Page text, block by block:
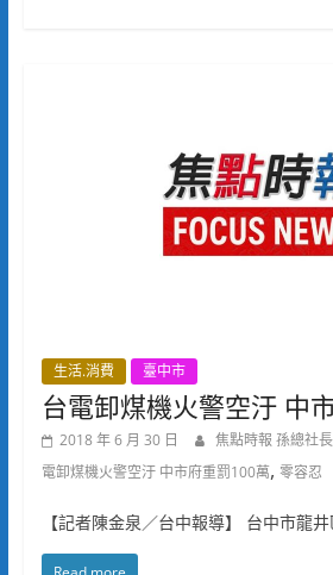
生活.消費 臺中市
台電卸煤機火警空汙 中
2018 年 6 月 30 日 焦點時報 孫總社長
電卸煤機火警空汙 中市府重罰100萬, 零容忍
【記者陳金泉／台中報導】 台中市龍